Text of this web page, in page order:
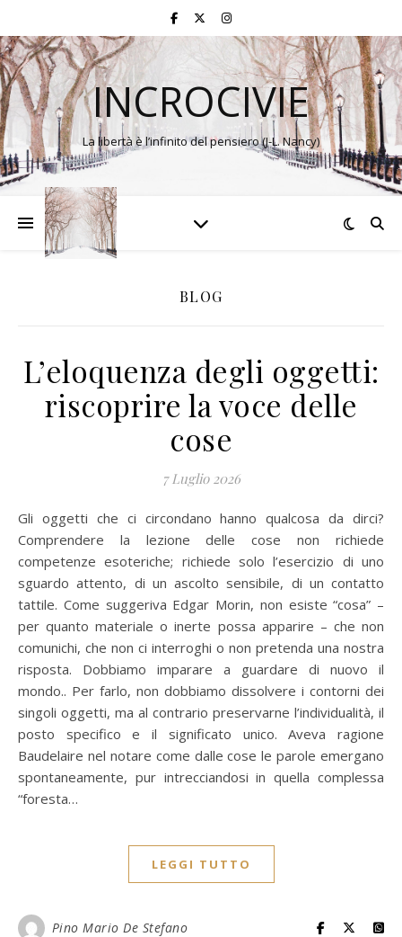
INCROCIVIE
La libertà è l’infinito del pensiero (J-L. Nancy)
BLOG
L’eloquenza degli oggetti:
riscoprire la voce delle
cose
7 Luglio 2026
Gli oggetti che ci circondano hanno qualcosa da dirci?
Comprendere la lezione delle cose non richiede
competenze esoteriche; richiede solo l’esercizio di uno
sguardo attento, di un ascolto sensibile, di un contatto
tattile. Come suggeriva Edgar Morin, non esiste “cosa” –
per quanto materiale o inerte possa apparire – che non
comunichi, che non ci interroghi o non pretenda una nostra
risposta. Dobbiamo imparare a guardare di nuovo il
mondo.. Per farlo, non dobbiamo dissolvere i contorni dei
singoli oggetti, ma al contrario preservarne l’individualità, il
posto specifico e il significato unico. Aveva ragione
Baudelaire nel notare come dalle cose le parole emergano
spontaneamente, pur intrecciandosi in quella complessa
“foresta…
LEGGI TUTTO
Pino Mario De Stefano